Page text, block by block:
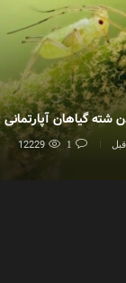
شته گیاهان آپارتمانی